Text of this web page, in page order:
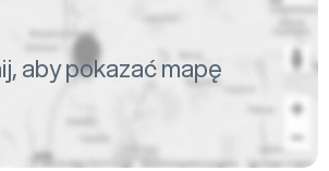
aby pokazać mapę